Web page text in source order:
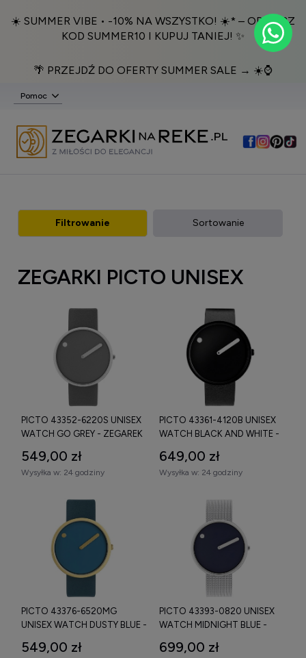
☀️ SUMMER VIBE • -10% NA WSZYSTKO! ☀️* – ODBIERZ
KOD SUMMER10 I KUPUJ TANIEJ! ✨
🌴 PRZEJDŹ DO OFERTY SUMMER SALE → ☀️⌚️
Pomoc
Filtrowanie Sortowanie
ZEGARKI PICTO UNISEX
PICTO 43352-6220S UNISEX
WATCH GO GREY - ZEGAREK
549,00 zł
Wysyłka w: 24 godziny
PICTO 43361-4120B UNISEX
WATCH BLACK AND WHITE -
649,00 zł
Wysyłka w: 24 godziny
PICTO 43376-6520MG
UNISEX WATCH DUSTY BLUE -
549,00 zł
PICTO 43393-0820 UNISEX
WATCH MIDNIGHT BLUE -
699,00 zł